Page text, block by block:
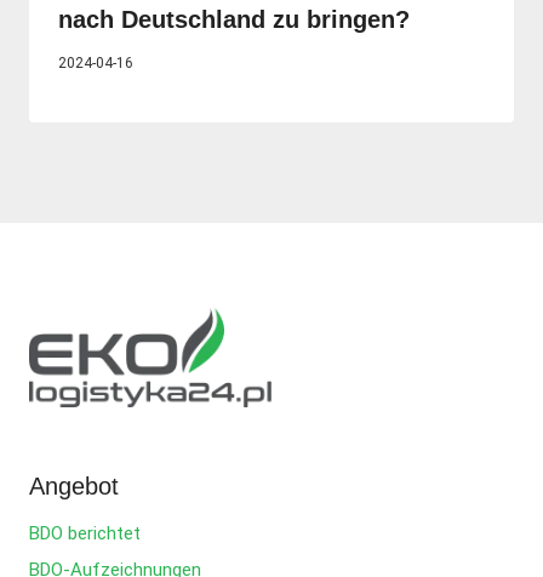
nach Deutschland zu bringen?
2024-04-16
Angebot
BDO berichtet
BDO-Aufzeichnungen